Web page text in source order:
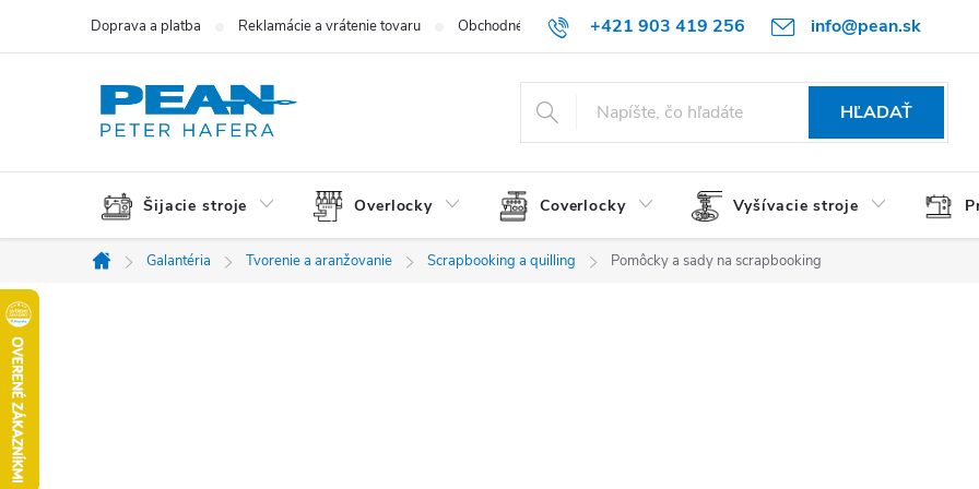
+421 903 419 256 info@pean.sk
Doprava a platba Reklamácie a vrátenie tovaru Obchodné podmienky Podmienky ochrany osobných údajov O nás
HĽADAŤ
Šijacie stroje Overlocky Coverlocky Vyšívacie stroje
Domov
Galantéria Tvorenie a aranžovanie Scrapbooking a quilling Pomôcky a sady na scrapbooking